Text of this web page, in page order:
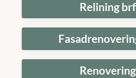
Relining brf
Renovering